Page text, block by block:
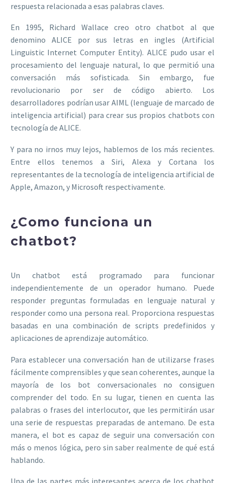
respuesta relacionada a esas palabras claves.
En 1995, Richard Wallace creo otro chatbot al que
denomino ALICE por sus letras en ingles (Artificial
Linguistic Internet Computer Entity). ALICE pudo usar el
procesamiento del lenguaje natural, lo que permitió una
conversación más sofisticada. Sin embargo, fue
revolucionario por ser de código abierto. Los
desarrolladores podrían usar AIML (lenguaje de marcado de
inteligencia artificial) para crear sus propios chatbots con
tecnología de ALICE.
Y para no irnos muy lejos, hablemos de los más recientes.
Entre ellos tenemos a Siri, Alexa y Cortana los
representantes de la tecnología de inteligencia artificial de
Apple, Amazon, y Microsoft respectivamente.
¿Como funciona un
chatbot?
Un chatbot está programado para funcionar
independientemente de un operador humano. Puede
responder preguntas formuladas en lenguaje natural y
responder como una persona real. Proporciona respuestas
basadas en una combinación de scripts predefinidos y
aplicaciones de aprendizaje automático.
Para establecer una conversación han de utilizarse frases
fácilmente comprensibles y que sean coherentes, aunque la
mayoría de los bot conversacionales no consiguen
comprender del todo. En su lugar, tienen en cuenta las
palabras o frases del interlocutor, que les permitirán usar
una serie de respuestas preparadas de antemano. De esta
manera, el bot es capaz de seguir una conversación con
más o menos lógica, pero sin saber realmente de qué está
hablando.